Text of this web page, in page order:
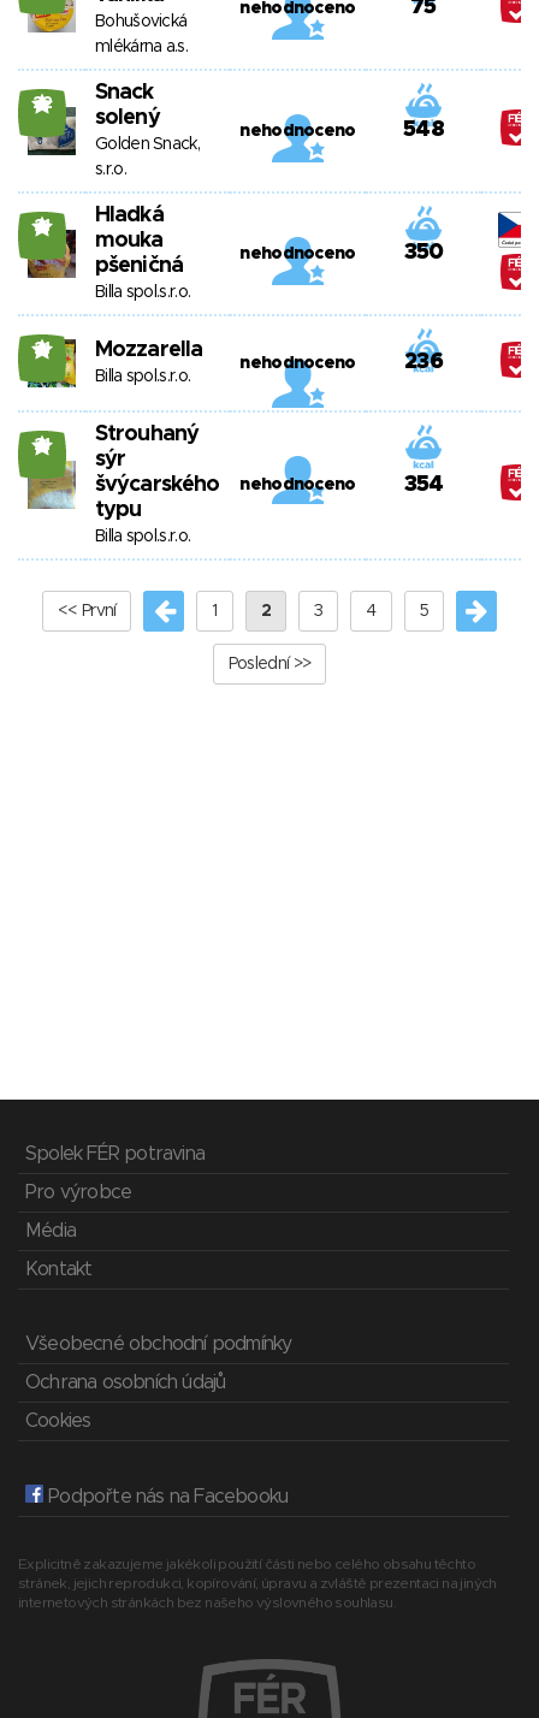
Bohušovická
mlékárna a.s.
nehodnoceno 75
22
Snack
solený
Golden Snack,
s.r.o.
nehodnoceno 548
21
Hladká
mouka
pšeničná
Billa spol.s.r.o.
nehodnoceno 350
21 Mozzarella
Billa spol.s.r.o.
nehodnoceno 236
21
Strouhaný
sýr
švýcarského
typu
Billa spol.s.r.o.
nehodnoceno 354
<< První 1 2 3 4 5
Poslední >>
Spolek FÉR potravina
Pro výrobce
Média
Kontakt
Všeobecné obchodní podmínky
Ochrana osobních údajů
Cookies
Podpořte nás na Facebooku
Explicitně zakazujeme jakékoli použití části nebo celého obsahu těchto
stránek, jejich reprodukci, kopírování, úpravu a zvláště prezentaci na jiných
internetových stránkách bez našeho výslovného souhlasu.